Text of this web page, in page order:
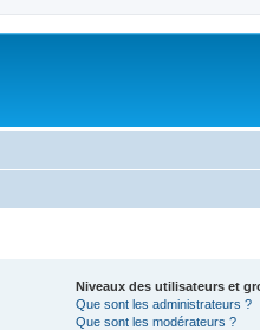
Niveaux des utilisateurs et
Que sont les administrateurs ?
Que sont les modérateurs ?